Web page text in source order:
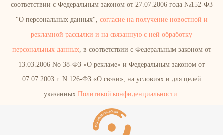
соответствии с Федеральным законом от 27.07.2006 года №152-ФЗ
"О персональных данных", согласие на получение новостной и
рекламной рассылки и на связанную с ней обработку
персональных данных, в соответствии с Федеральным законом от
13.03.2006 No 38-ФЗ «О рекламе» и Федеральным законом от
07.07.2003 г. N 126-ФЗ «О связи», на условиях и для целей
указанных Политикой конфиденциальности.